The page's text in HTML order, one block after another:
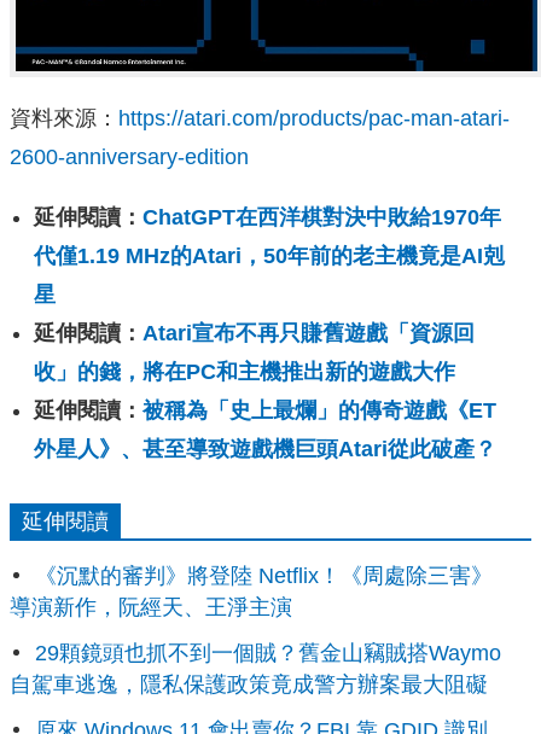
資料來源： https://atari.com/products/pac-man-atari-
2600-anniversary-edition
延伸閱讀： ChatGPT在西洋棋對決中敗給1970年
代僅1.19 MHz的Atari，50年前的老主機竟是AI剋
星
延伸閱讀： Atari宣布不再只賺舊遊戲「資源回
收」的錢，將在PC和主機推出新的遊戲大作
延伸閱讀： 被稱為「史上最爛」的傳奇遊戲《ET
外星人》、甚至導致遊戲機巨頭Atari從此破產？
延伸閱讀
《沉默的審判》將登陸 Netflix！《周處除三害》
導演新作，阮經天、王淨主演
29顆鏡頭也抓不到一個賊？舊金山竊賊搭Waymo
自駕車逃逸，隱私保護政策竟成警方辦案最大阻礙